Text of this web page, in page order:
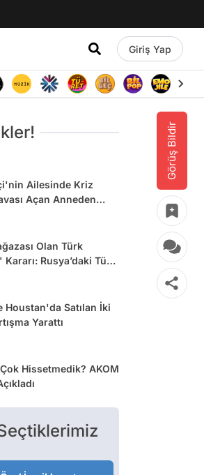
Giriş Yap
Görüş Bildir
Ailesinde Kriz
Açan Anneden
Olan Türk
Rusya’daki Tüm
Houstan'da Satılan İki
Yarattı
Hissetmedik? AKOM